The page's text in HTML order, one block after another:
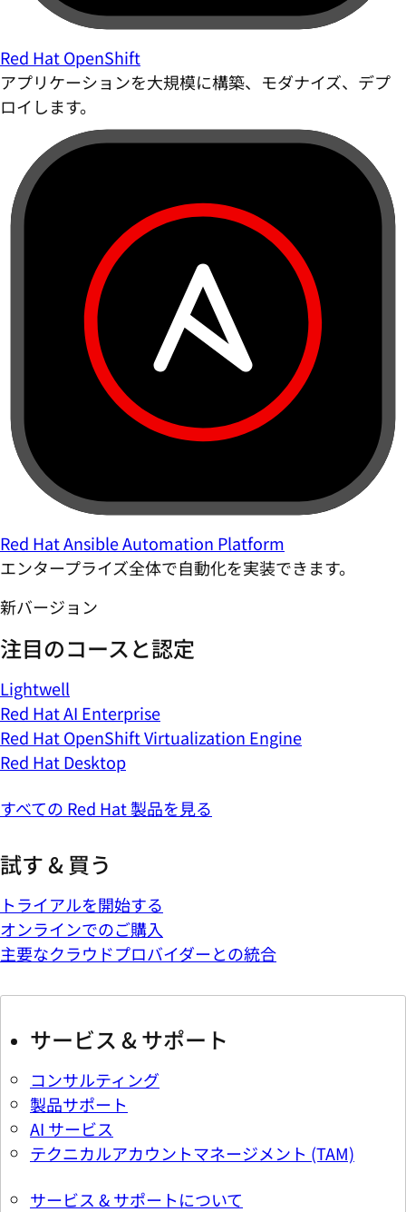
Red Hat OpenShift
アプリケーションを大規模に構築、モダナイズ、デプ
ロイします。
Red Hat Ansible Automation Platform
エンタープライズ全体で自動化を実装できます。
新バージョン
注目のコースと認定
Lightwell
Red Hat AI Enterprise
Red Hat OpenShift Virtualization Engine
Red Hat Desktop
すべての Red Hat 製品を見る
試す & 買う
トライアルを開始する
オンラインでのご購入
主要なクラウドプロバイダーとの統合
サービス & サポート
コンサルティング
製品サポート
AI サービス
テクニカルアカウントマネージメント (TAM)
サービス & サポートについて